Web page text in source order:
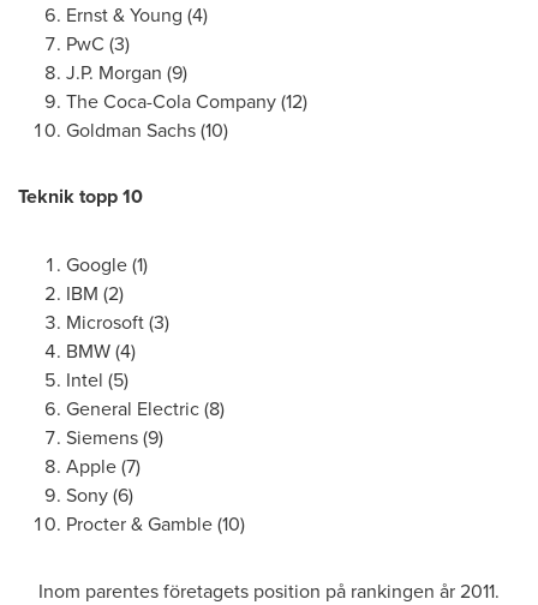
Ernst & Young (4)
PwC (3)
J.P. Morgan (9)
The Coca-Cola Company (12)
Goldman Sachs (10)
Teknik topp 10
Google (1)
IBM (2)
Microsoft (3)
BMW (4)
Intel (5)
General Electric (8)
Siemens (9)
Apple (7)
Sony (6)
Procter & Gamble (10)
Inom parentes företagets position på rankingen år 2011.